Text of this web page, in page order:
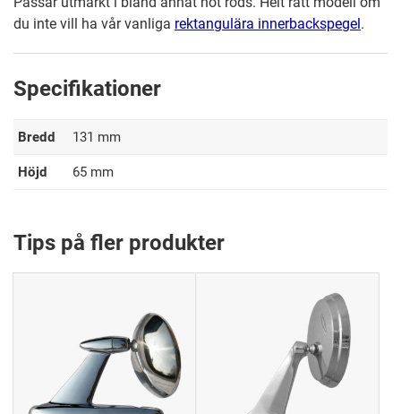
du inte vill ha vår vanliga rektangulära innerbackspegel .
Specifikationer
Bredd 131 mm
Höjd 65 mm
Tips på fler produkter